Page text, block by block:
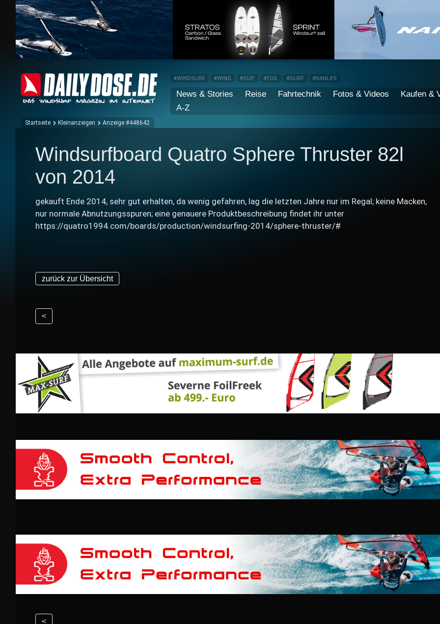
#WINDSURF #WING #SUP #FOIL #SURF #VANLIFE
News & Stories Reise Fahrtechnik Fotos & Videos
Kaufen &
A-Z
Startseite Kleinanzeigen Anzeige #448642
Windsurfboard Quatro Sphere Thruster 82l
von 2014
gekauft Ende 2014, sehr gut erhalten, da wenig gefahren, lag die letzten Jahre nur im Regal; keine Macken,
nur normale Abnutzungsspuren; eine genauere Produktbeschreibung findet ihr unter
https://quatro1994.com/boards/production/windsurfing-2014/sphere-thruster/#
zurück zur Übersicht
<
<